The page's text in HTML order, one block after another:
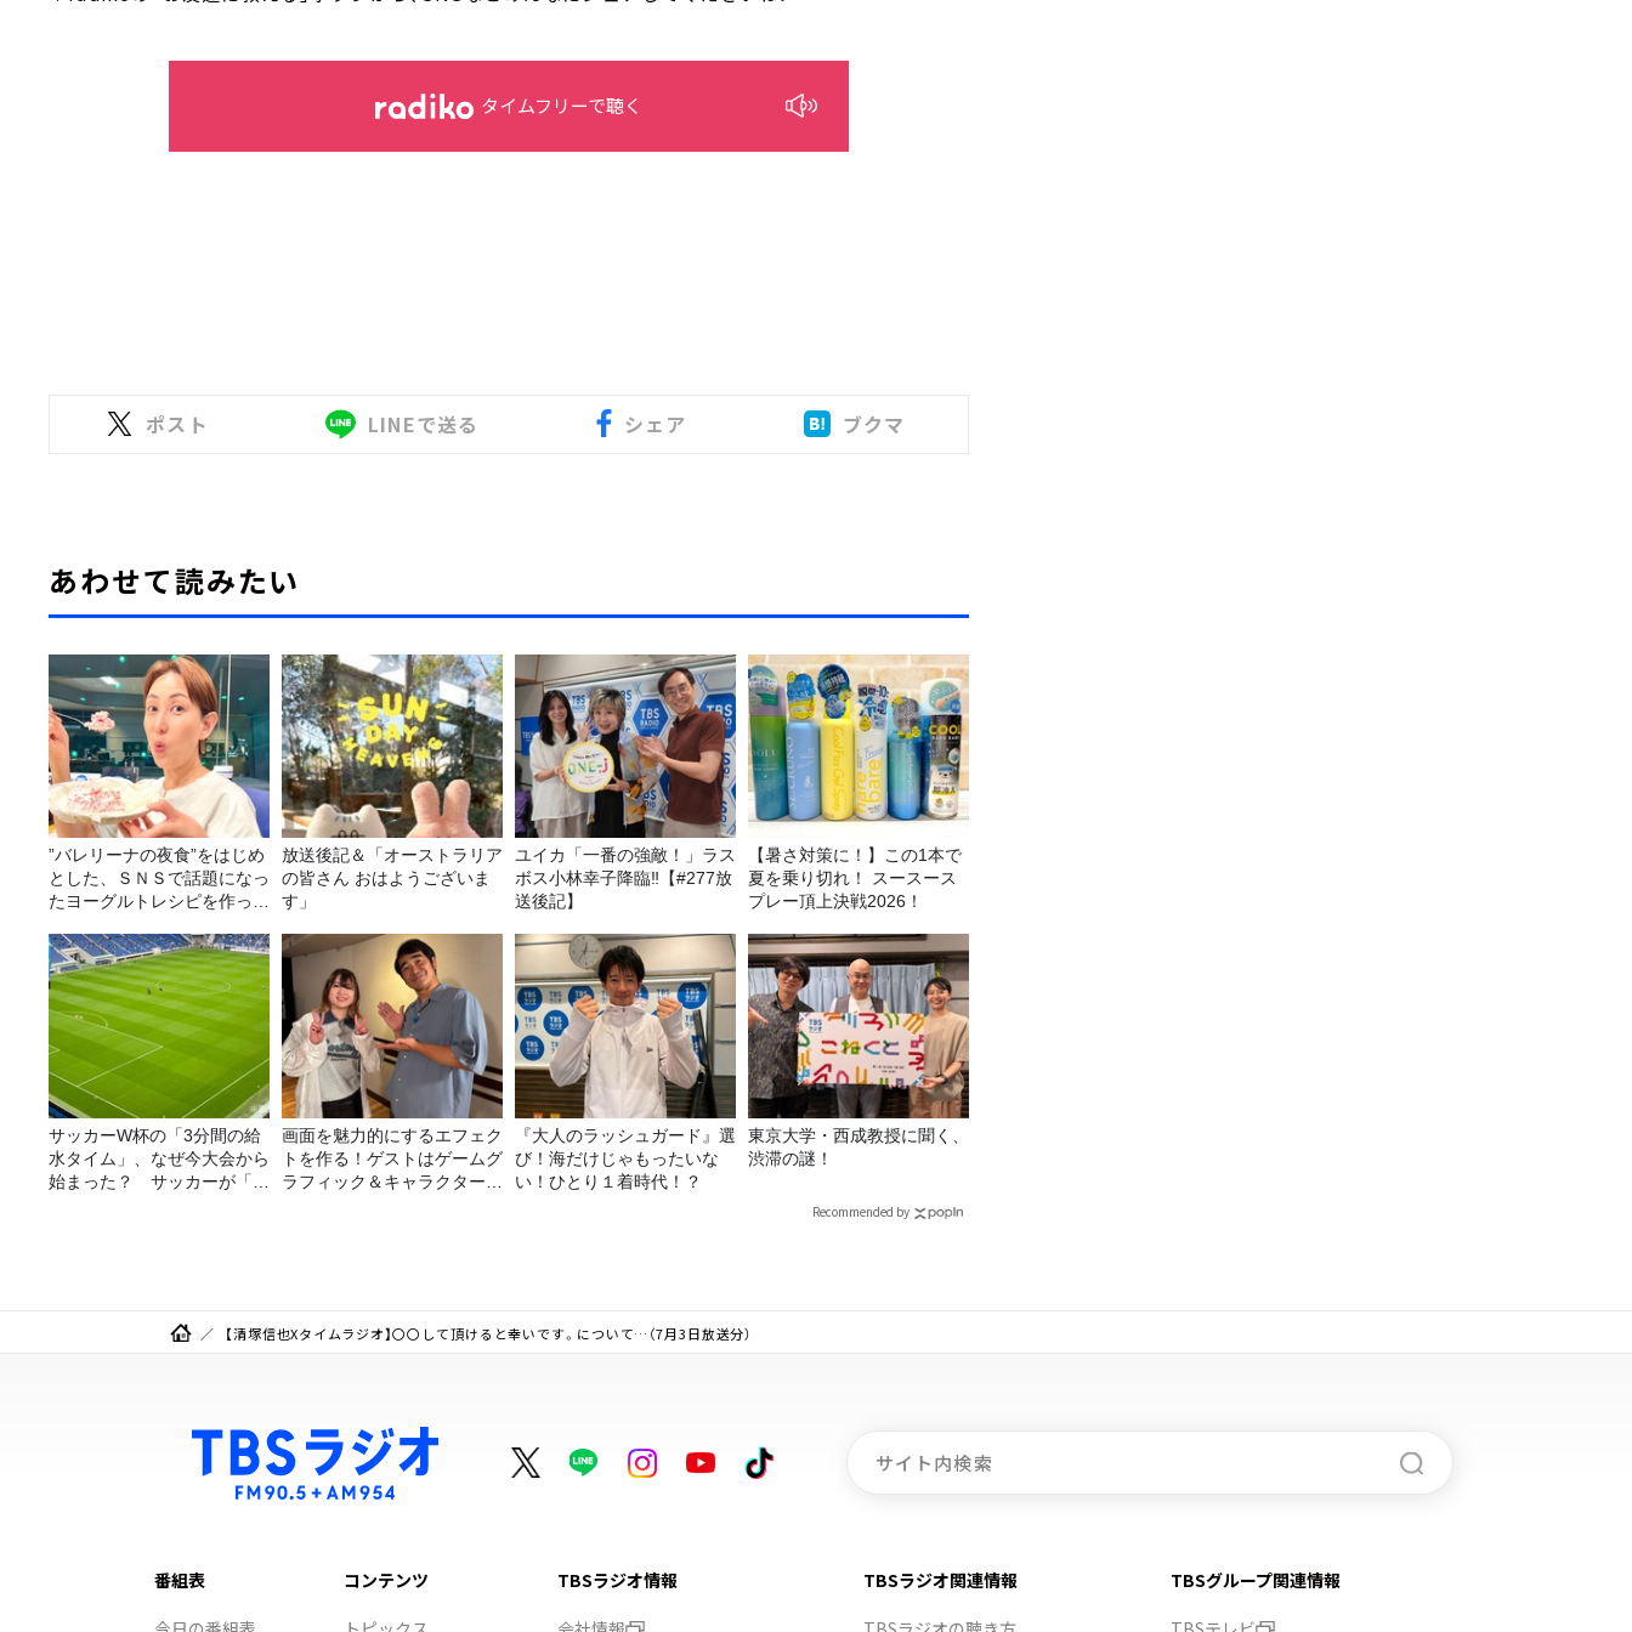
タイムフリーで聴く
ポスト LINEで送る シェア ブクマ
あわせて読みたい
”バレリーナの夜食”をはじめ
とした、ＳＮＳで話題になっ
たヨーグルトレシピを作って
放送後記＆「オーストラリア
の皆さん おはようございま
す」
ユイカ「一番の強敵！」ラス
ボス小林幸子降臨‼【#277放
送後記】
【暑さ対策に！】この1本で
夏を乗り切れ！ スースース
プレー頂上決戦2026！
サッカーW杯の「3分間の給
水タイム」、なぜ今大会から
始まった？ サッカーが「お
画面を魅力的にするエフェク
トを作る！ゲストはゲームグ
ラフィック＆キャラクター専
『大人のラッシュガード』選
び！海だけじゃもったいな
い！ひとり１着時代！？
東京大学・西成教授に聞く、
渋滞の謎！
Recommended by
【清塚信也Xタイムラジオ】〇〇して頂けると幸いです。について…（7月3日放送分）
番組表
コンテンツ
TBSラジオ情報
TBSラジオ関連情報
TBSグループ関連情報